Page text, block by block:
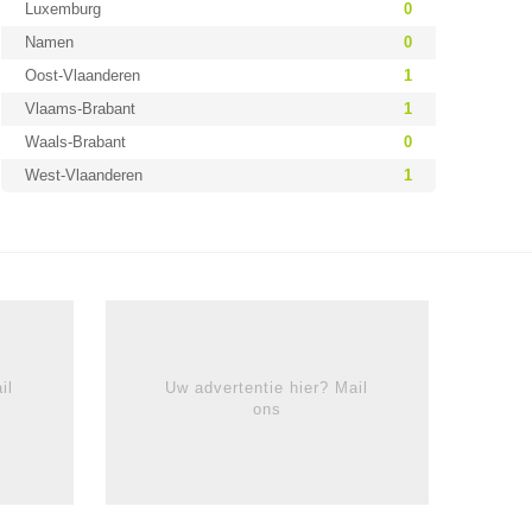
Luxemburg
0
Namen
0
Oost-Vlaanderen
1
Vlaams-Brabant
1
Waals-Brabant
0
West-Vlaanderen
1
Uw advertentie hier? Mail
ons